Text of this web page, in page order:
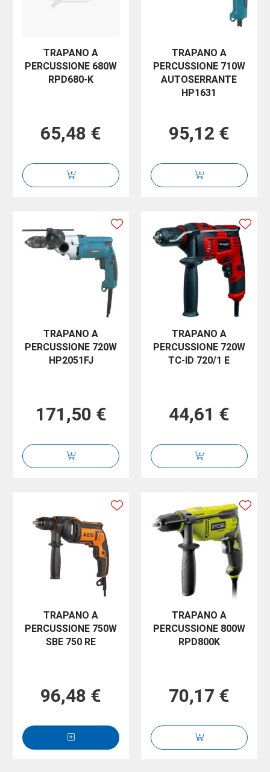
TRAPANO A
PERCUSSIONE 680W
RPD680-K
65,48 €
TRAPANO A
PERCUSSIONE 710W
AUTOSERRANTE
HP1631
95,12 €
TRAPANO A
PERCUSSIONE 720W
HP2051FJ
171,50 €
TRAPANO A
PERCUSSIONE 720W
TC-ID 720/1 E
44,61 €
TRAPANO A
PERCUSSIONE 750W
SBE 750 RE
96,48 €
TRAPANO A
PERCUSSIONE 800W
RPD800K
70,17 €